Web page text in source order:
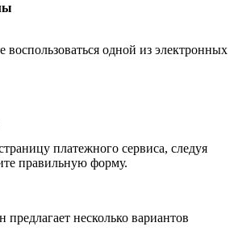
одной из электронных
платежного сервиса, следуя
правильную форму.
несколько вариантов